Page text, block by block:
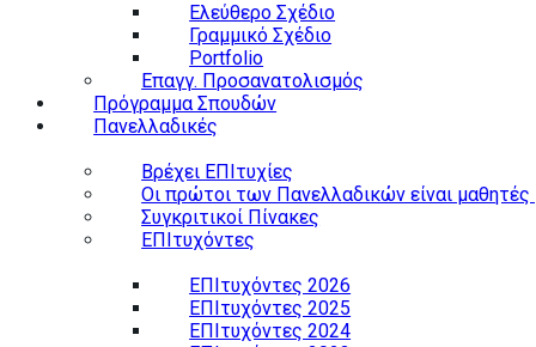
Ελεύθερο Σχέδιο
Γραμμικό Σχέδιο
Portfolio
Επαγγ. Προσανατολισμός
Πρόγραμμα Σπουδών
Πανελλαδικές
Βρέχει ΕΠΙτυχίες
Οι πρώτοι των Πανελλαδικών είναι μαθητές
Συγκριτικοί Πίνακες
ΕΠΙτυχόντες
ΕΠΙτυχόντες 2026
ΕΠΙτυχόντες 2025
ΕΠΙτυχόντες 2024